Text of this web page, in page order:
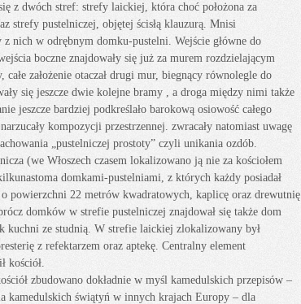
z dwóch stref: strefy laickiej, która choć położona za
strefy pustelniczej, objętej ścisłą klauzurą. Mnisi
nich w odrębnym domku-pustelni. Wejście główne do
boczne znajdowały się już za murem rozdzielającym
założenie otaczał drugi mur, biegnący równolegle do
się jeszcze dwie kolejne bramy , a droga między nimi także
jeszcze bardziej podkreślało barokową osiowość całego
kompozycji przestrzennej. zwracały natomiast uwagę
„pustelniczej prostoty” czyli unikania ozdób.
(we Włoszech czasem lokalizowano ją nie za kościołem
domkami-pustelniami, z których każdy posiadał
powierzchni 22 metrów kwadratowych, kaplicę oraz drewutnię
domków w strefie pustelniczej znajdował się także dom
kuchni ze studnią. W strefie laickiej zlokalizowany był
z refektarzem oraz aptekę. Centralny element
kościół.
zbudowano dokładnie w myśl kamedulskich przepisów –
kamedulskich świątyń w innych krajach Europy – dla